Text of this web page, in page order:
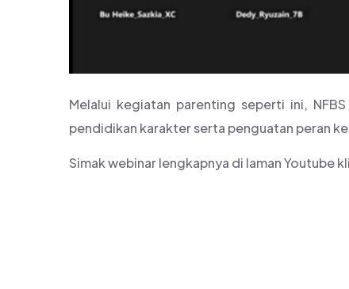
Melalui kegiatan parenting seperti ini,
pendidikan karakter serta penguatan peran
Simak webinar lengkapnya di laman Youtube